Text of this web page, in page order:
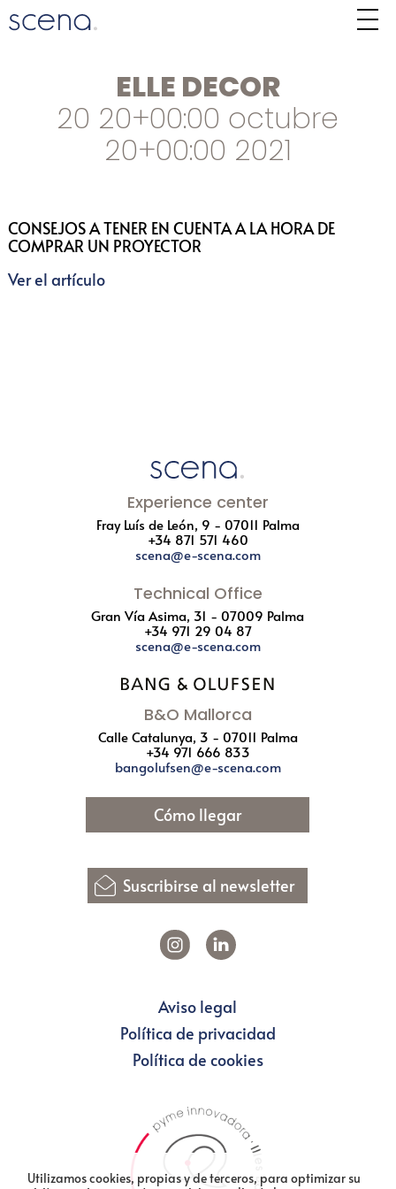
ELLE DECOR
20 20+00:00 octubre
20+00:00 2021
CONSEJOS A TENER EN CUENTA A LA HORA DE
COMPRAR UN PROYECTOR
Ver el artículo
Experience center
Fray Luís de León, 9 - 07011 Palma
+34 871 571 460
scena@e-scena.com
Technical Office
Gran Vía Asima, 31 - 07009 Palma
+34 971 29 04 87
scena@e-scena.com
B&O Mallorca
Calle Catalunya, 3 - 07011 Palma
+34 971 666 833
bangolufsen@e-scena.com
Cómo llegar
Suscribirse al newsletter
Aviso legal
Política de privacidad
Política de cookies
Utilizamos cookies, propias y de terceros, para optimizar su